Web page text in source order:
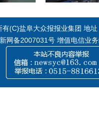
有(C)盐阜大众报报业集团 地
网备2007031号 增值电信业